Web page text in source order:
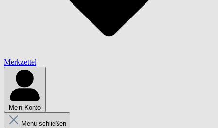
Merkzettel
Mein Konto
Menü schließen